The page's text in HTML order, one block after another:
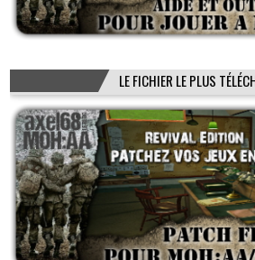
LE FICHIER LE PLUS